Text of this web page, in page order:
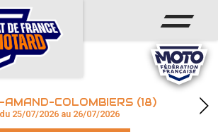
AMAND-COLOMBIERS (18)
du 25/07/2026 au 26/07/2026